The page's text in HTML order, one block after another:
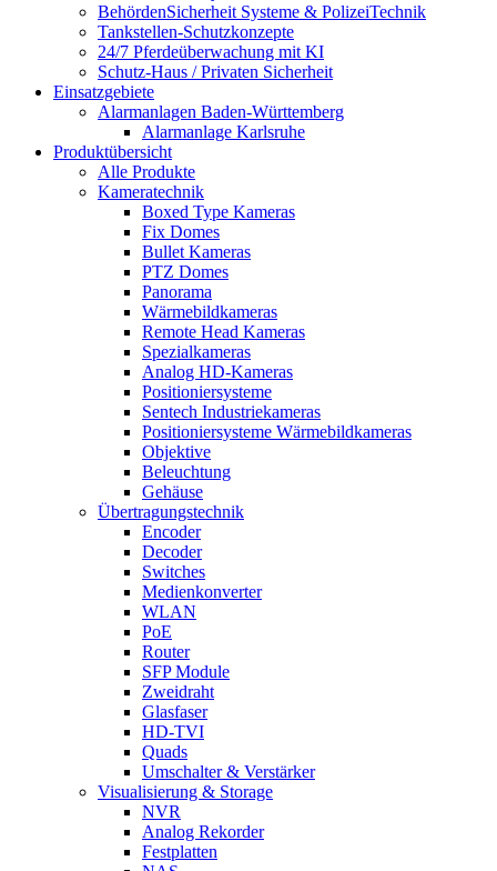
BehördenSicherheit Systeme & PolizeiTechnik
Tankstellen-Schutzkonzepte​
24/7 Pferdeüberwachung mit KI
Schutz-Haus / Privaten Sicherheit
Einsatzgebiete
Alarmanlagen Baden-Württemberg
Alarmanlage Karlsruhe
Produktübersicht
Alle Produkte
Kameratechnik
Boxed Type Kameras
Fix Domes
Bullet Kameras
PTZ Domes
Panorama
Wärmebildkameras
Remote Head Kameras
Spezialkameras
Analog HD-Kameras
Positioniersysteme
Sentech Industriekameras
Positioniersysteme Wärmebildkameras
Objektive
Beleuchtung
Gehäuse
Übertragungstechnik
Encoder
Decoder
Switches
Medienkonverter
WLAN
PoE
Router
SFP Module
Zweidraht
Glasfaser
HD-TVI
Quads
Umschalter & Verstärker
Visualisierung & Storage
NVR
Analog Rekorder
Festplatten